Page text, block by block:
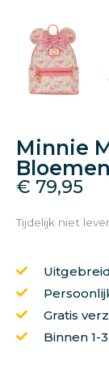
Minnie
€ 79,95
Tijdelijk niet
Gratis
Binnen 1-